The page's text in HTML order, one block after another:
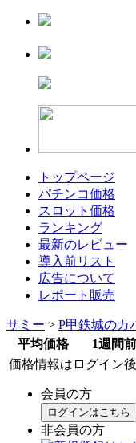
トップページ
パチンコ価格
スロット価格
ランキング
最新のレビュー
導入前リスト
広告について
レポート販売
サミー > P甲鉄城のカ
平均価格
1週間
価格情報はログイン
会員の方
ログインはこちら
非会員の方